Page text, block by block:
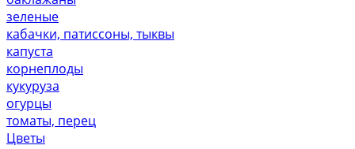
зеленые
кабачки, патиссоны, тыквы
капуста
корнеплоды
кукуруза
огурцы
томаты, перец
Цветы